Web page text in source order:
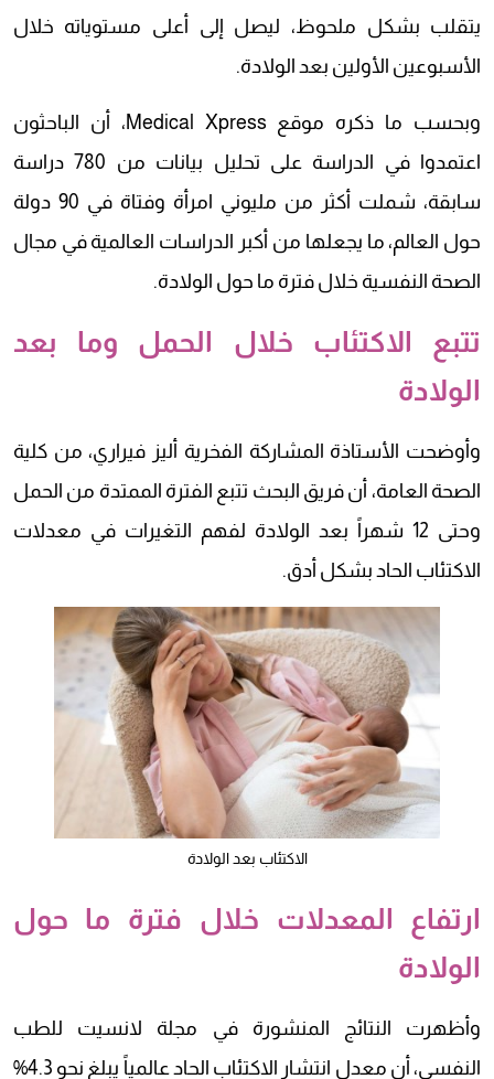
يتقلب بشكل ملحوظ، ليصل إلى أعلى مستوياته خلال
الأسبوعين الأولين بعد الولادة.
وبحسب ما ذكره موقع Medical Xpress، أن الباحثون
اعتمدوا في الدراسة على تحليل بيانات من 780 دراسة
سابقة، شملت أكثر من مليوني امرأة وفتاة في 90 دولة
حول العالم، ما يجعلها من أكبر الدراسات العالمية في مجال
الصحة النفسية خلال فترة ما حول الولادة.
تتبع الاكتئاب خلال الحمل وما بعد
الولادة
وأوضحت الأستاذة المشاركة الفخرية أليز فيراري، من كلية
الصحة العامة، أن فريق البحث تتبع الفترة الممتدة من الحمل
وحتى 12 شهراً بعد الولادة لفهم التغيرات في معدلات
الاكتئاب الحاد بشكل أدق.
الاكتئاب بعد الولادة
ارتفاع المعدلات خلال فترة ما حول
الولادة
وأظهرت النتائج المنشورة في مجلة لانسيت للطب
النفسي، أن معدل انتشار الاكتئاب الحاد عالمياً يبلغ نحو 4.3%